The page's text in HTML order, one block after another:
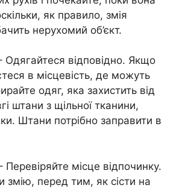
як правило, змія
нерухомий об’єкт.
відповідно. Якщо
в місцевість, де можуть
одяг, яка захистить від
штани з щільної тканини,
Штани потрібно заправити в
місце відпочинку.
змію, перед тим, як сісти на